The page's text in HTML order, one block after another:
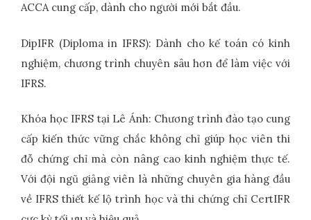
ACCA cung cấp, dành cho người mới bắt đầu.
DipIFR (Diploma in IFRS): Dành cho kế toán có kinh
nghiệm, chương trình chuyên sâu hơn để làm việc với
IFRS.
Khóa học IFRS tại Lê Ánh: Chương trình đào tạo cung
cấp kiến thức vững chắc không chỉ giúp học viên thi
đỗ chứng chỉ mà còn nâng cao kinh nghiệm thực tế.
Với đội ngũ giảng viên là những chuyên gia hàng đầu
về IFRS thiết kế lộ trình học và thi chứng chỉ CertIFR